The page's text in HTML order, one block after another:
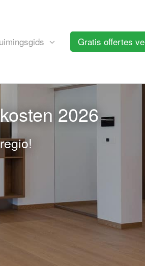
Gratis offertes
2026